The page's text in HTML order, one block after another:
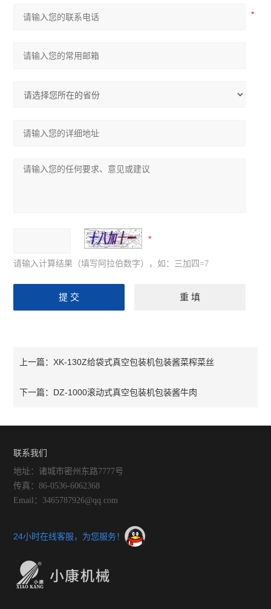
请输入计算结果（填写阿拉伯数字），如：三加四=7
上一篇：XK-130Z给袋式真空包装机包装酱菜榨菜丝
下一篇： DZ-1000滚动式真空包装机包装酱牛肉
联系我们
地址：诸城市密州东路7777号
传真：86-0536-6062368
Email：3465787926@qq.com
24小时在线客服，为您服务！